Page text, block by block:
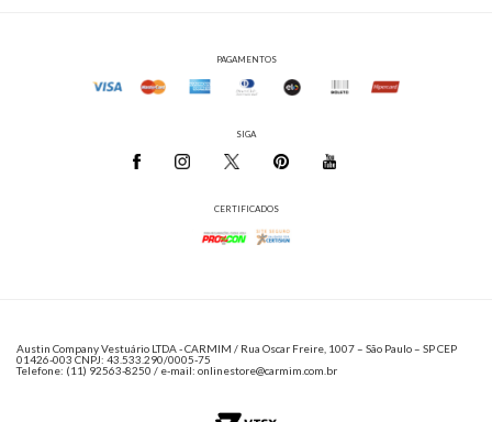
PAGAMENTOS
SIGA
CERTIFICADOS
Austin Company Vestuário LTDA - CARMIM / Rua Oscar Freire, 1007 – São Paulo – SP CEP
01426-003 CNPJ: 43.533.290/0005-75
Telefone: (11) 92563-8250 / e-mail: onlinestore@carmim.com.br